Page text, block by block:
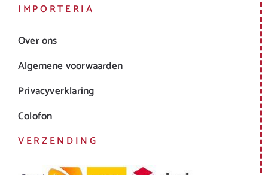
IMPORTERIA
Over ons
Algemene voorwaarden
Privacyverklaring
Colofon
VERZENDING